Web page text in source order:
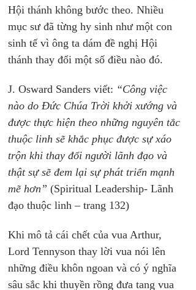
Hội thánh không bước theo. Nhiều
mục sư đã từng hy sinh như một con
sinh tế vì ông ta dám đề nghị Hội
thánh thay đổi một số điều nào đó.
J. Osward Sanders viết: “Công việc
nào do Đức Chúa Trời khởi xướng và
được thực hiện theo những nguyên tắc
thuộc linh sẽ khắc phục được sự xáo
trộn khi thay đổi người lãnh đạo và
thật sự sẽ đem lại sự phát triển mạnh
mẽ hơn” (Spiritual Leadership- Lãnh
đạo thuộc linh – trang 132)
Khi mô tả cái chết của vua Arthur,
Lord Tennyson thay lời vua nói lên
những điều khôn ngoan và có ý nghĩa
sâu sắc khi thuyền rồng đưa tang vua